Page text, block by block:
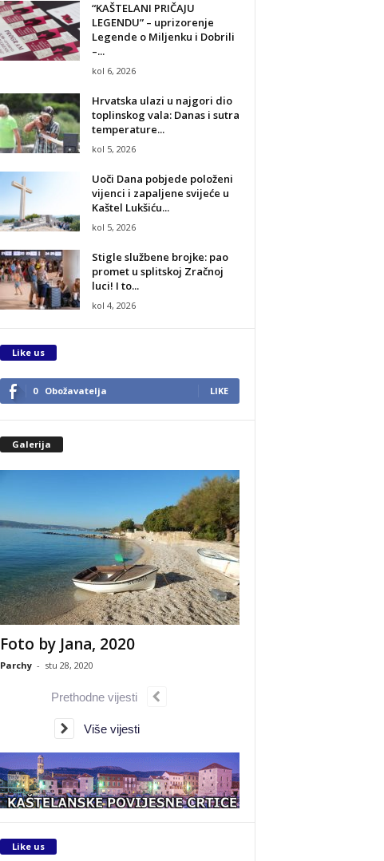
“KAŠTELANI PRIČAJU
LEGENDU” – uprizorenje
Legende o Miljenku i Dobrili
–...
kol 6, 2026
Hrvatska ulazi u najgori dio
toplinskog vala: Danas i sutra
temperature...
kol 5, 2026
Uoči Dana pobjede položeni
vijenci i zapaljene svijeće u
Kaštel Lukšiću...
kol 5, 2026
Stigle službene brojke: pao
promet u splitskoj Zračnoj
luci! I to...
kol 4, 2026
Like us
0 Obožavatelja LIKE
Galerija
Foto by Jana, 2020
Parchy - stu 28, 2020
Prethodne vijesti
Više vijesti
Like us